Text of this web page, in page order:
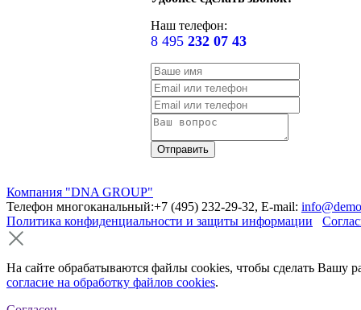
Наш телефон:
8 495 232 07 43
Компания "DNA GROUP"
Телефон многоканальный:+7 (495) 232-29-32, E-mail:
Политика конфиденциальности и защиты информации
На сайте обрабатываются файлы cookies, чтобы сделать Вашу
согласие на обработку файлов cookies.